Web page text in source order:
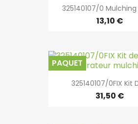
325140107/0 Mulching
13,10 €
325140107/0FIX Kit
31,50 €
PAQUET